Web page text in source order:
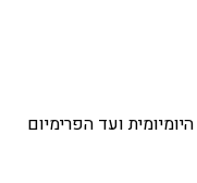
ועד הפרימיום